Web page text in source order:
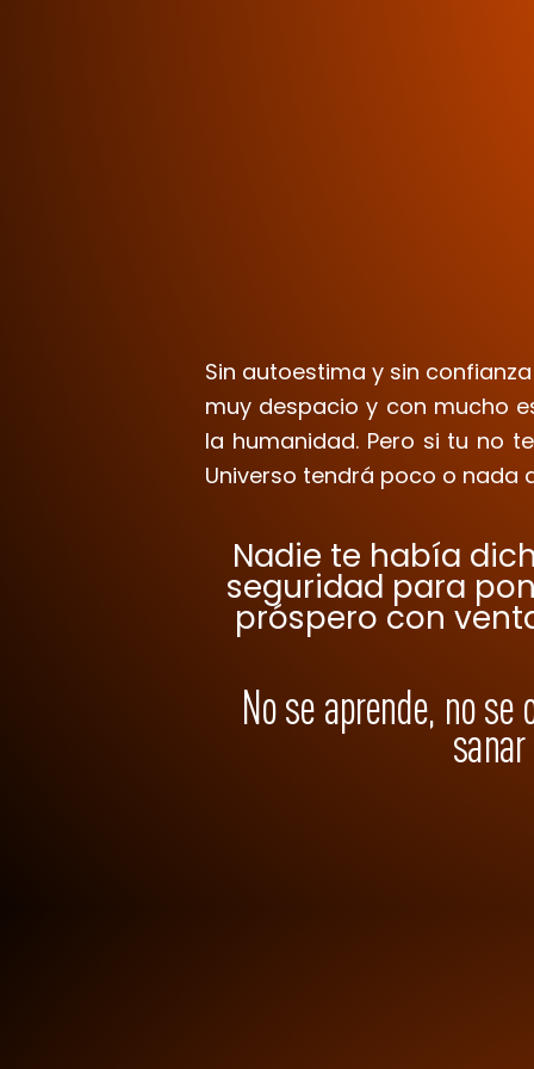
Sin autoestima y sin
muy despacio y con mucho
la humanidad. Pero si tu no
Universo tendrá poco o nada
Nadie te había
seguridad para
próspero con
No se aprende, no